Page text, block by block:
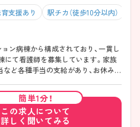
支援あり 駅チカ（徒歩10分以内）
ン病棟から構成されており、一貫し
にて看護師を募集しています。家族
ど各種手当の支給があり、お休みは
には、面接対策ポイントなど、さらに
にご相談ください。
簡単1分！
この求人について
詳しく聞いてみる